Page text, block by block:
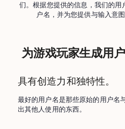
们。根据您提供的信息，我们的用
户名，并为您提供与输入意
为游戏玩家生成用
具有创造力和独特性。
最好的用户名是那些原始的用户名
出其他人使用的东西。